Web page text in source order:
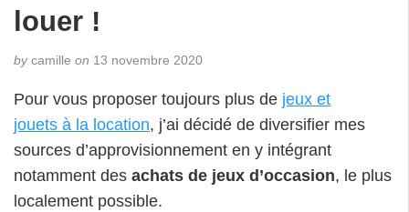
louer !
bycamille on 13 novembre 2020
Pour vous proposer toujours plus de jeux et
jouets à la location, j’ai décidé de diversifier mes
sources d’approvisionnement en y intégrant
notamment des achats de jeux d’occasion, le plus
localement possible.